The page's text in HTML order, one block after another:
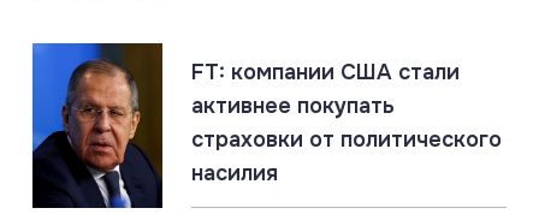
украинских дронов
07.08.2026
ДНР: главное за 7 августа
FT: компании США стали
активнее покупать
страховки от политического
насилия